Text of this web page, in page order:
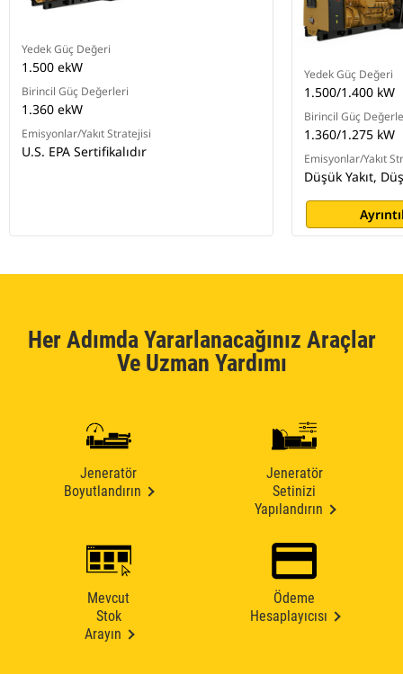
Yedek Güç Değeri
1.500 ekW
Birincil Güç Değerleri
1.360 ekW
Emisyonlar/Yakıt Stratejisi
U.S. EPA Sertifikalıdır
Yedek Güç Değeri
1.500/1.400 kW
Birincil Güç
1.360/1.275 kW
Emisyonlar/Yakıt
Düşük Yakıt,
Her Adımda Yararlanacağınız Araçlar
Ve Uzman Yardımı
Jeneratör
Boyutlandırın
Jeneratör
Setinizi
Yapılandırın
Mevcut
Stok
Arayın
Ödeme
Hesaplayıcısı